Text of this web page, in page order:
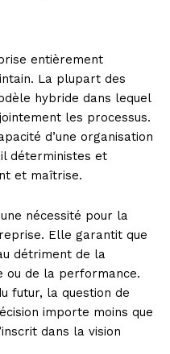
entièrement
La plupart des
hybride dans lequel
les processus.
d’une organisation
déterministes et
et maîtrise.
nécessité pour la
Elle garantit que
détriment de la
ou de la performance.
futur, la question de
importe moins que
dans la vision